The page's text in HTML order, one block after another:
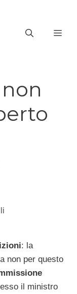
: la
non per questo
il ministro